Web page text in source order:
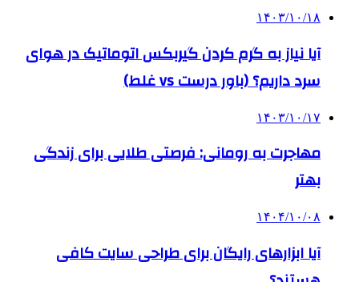
۱۴۰۳/۱۰/۱۸
آیا نیاز به گرم کردن گیربکس اتوماتیک در هوای
سرد داریم؟ (باور درست vs غلط)
۱۴۰۳/۱۰/۱۷
مهاجرت به رومانی: فرصتی طلایی برای زندگی
بهتر
۱۴۰۴/۱۰/۰۸
آیا ابزارهای رایگان برای طراحی سایت کافی